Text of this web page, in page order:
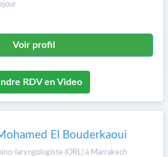
Voir profil
RDV en Video
El Bouderkaoui
laryngologiste (ORL) à Marrakech